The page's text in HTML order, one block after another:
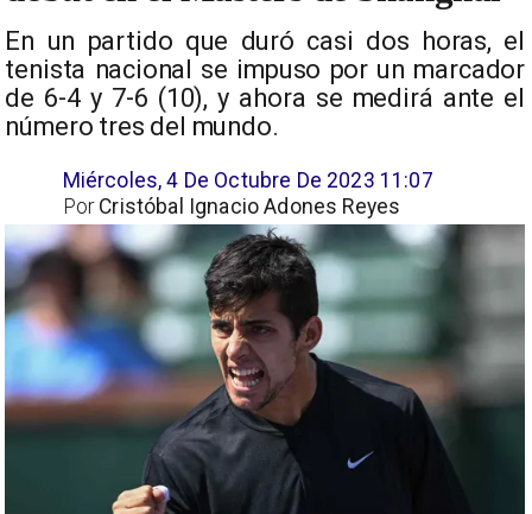
En un partido que duró casi dos horas, el
tenista nacional se impuso por un marcador
de 6-4 y 7-6 (10), y ahora se medirá ante el
número tres del mundo.
Miércoles, 4 De Octubre De 2023 11:07
Cristóbal Ignacio Adones Reyes
Por